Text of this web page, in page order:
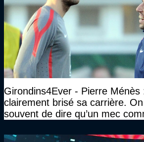
Girondins4Ever - Pierre Ménès
clairement brisé sa carrière.
souvent de dire qu’un mec